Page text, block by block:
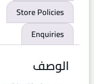
Store Policies
Enquiries
الوصف